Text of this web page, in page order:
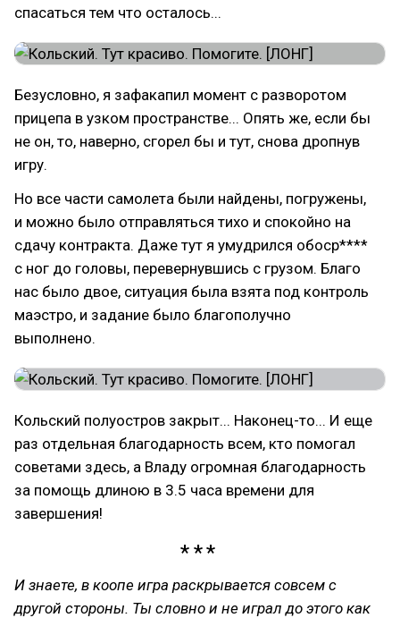
спасаться тем что осталось...
Безусловно, я зафакапил момент с разворотом
прицепа в узком пространстве... Опять же, если бы
не он, то, наверно, сгорел бы и тут, снова дропнув
игру.
Но все части самолета были найдены, погружены,
и можно было отправляться тихо и спокойно на
сдачу контракта. Даже тут я умудрился обоср****
с ног до головы, перевернувшись с грузом. Благо
нас было двое, ситуация была взята под контроль
маэстро, и задание было благополучно
выполнено.
Кольский полуостров закрыт... Наконец-то... И еще
раз отдельная благодарность всем, кто помогал
советами здесь, а Владу огромная благодарность
за помощь длиною в 3.5 часа времени для
завершения!
И знаете, в коопе игра раскрывается совсем с
другой стороны. Ты словно и не играл до этого как